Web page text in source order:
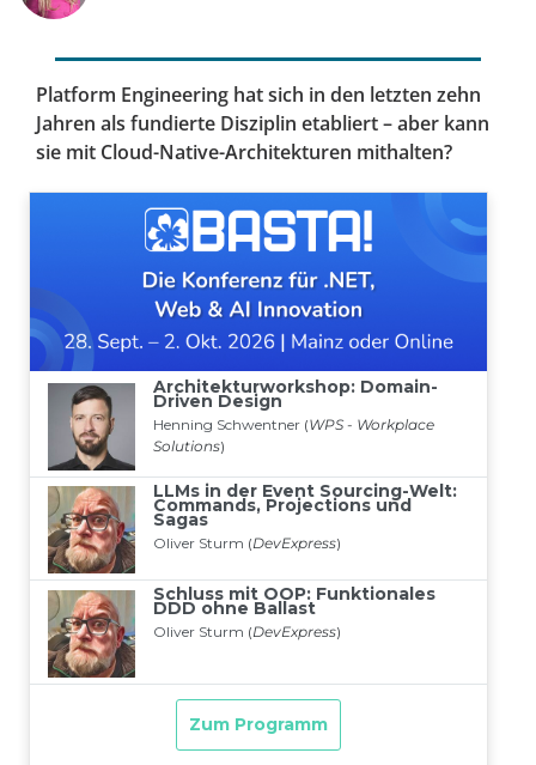
Platform Engineering hat sich in den letzten zehn
Jahren als fundierte Disziplin etabliert – aber kann
sie mit Cloud-Native-Architekturen mithalten?